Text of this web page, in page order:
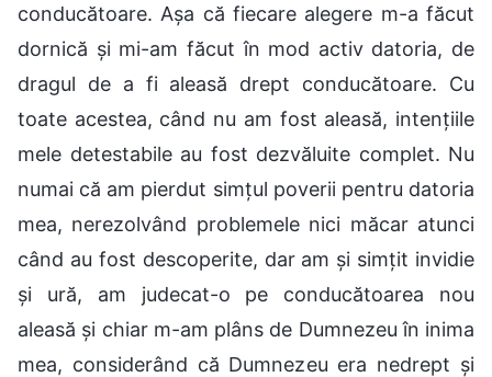
conducătoare. Așa că fiecare alegere m-a făcut
dornică și mi-am făcut în mod activ datoria, de
dragul de a fi aleasă drept conducătoare. Cu
toate acestea, când nu am fost aleasă, intențiile
mele detestabile au fost dezvăluite complet. Nu
numai că am pierdut simțul poverii pentru datoria
mea, nerezolvând problemele nici măcar atunci
când au fost descoperite, dar am și simțit invidie
și ură, am judecat-o pe conducătoarea nou
aleasă și chiar m-am plâns de Dumnezeu în inima
mea, considerând că Dumnezeu era nedrept și